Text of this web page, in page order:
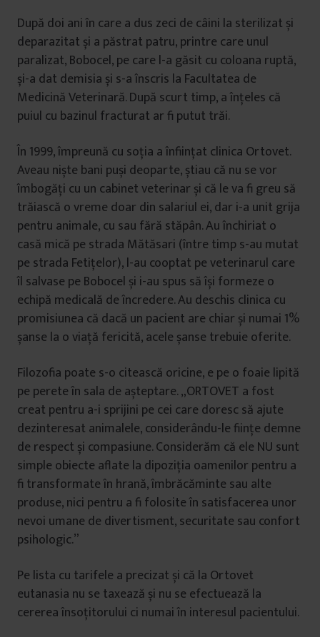
După doi ani în care a dus zeci de câini la sterilizat și
deparazitat și a păstrat patru, printre care unul
paralizat, Bobocel, pe care l-a găsit cu coloana ruptă,
și-a dat demisia și s-a înscris la Facultatea de
Medicină Veterinară. După scurt timp, a înțeles că
puiul cu bazinul fracturat ar fi putut trăi.
În 1999, împreună cu soția a înființat clinica Ortovet.
Aveau niște bani puși deoparte, știau că nu se vor
îmbogăți cu un cabinet veterinar și că le va fi greu să
trăiască o vreme doar din salariul ei, dar i-a unit grija
pentru animale, cu sau fără stăpân. Au închiriat o
casă mică pe strada Mătăsari (între timp s-au mutat
pe strada Fetițelor), l-au cooptat pe veterinarul care
îl salvase pe Bobocel și i-au spus să își formeze o
echipă medicală de încredere. Au deschis clinica cu
promisiunea că dacă un pacient are chiar și numai 1%
șanse la o viață fericită, acele șanse trebuie oferite.
Filozofia poate s-o citească oricine, e pe o foaie lipită
pe perete în sala de așteptare. „ORTOVET a fost
creat pentru a-i sprijini pe cei care doresc să ajute
dezinteresat animalele, considerându-le ființe demne
de respect și compasiune. Considerăm că ele NU sunt
simple obiecte aflate la dipoziția oamenilor pentru a
fi transformate în hrană, îmbrăcăminte sau alte
produse, nici pentru a fi folosite în satisfacerea unor
nevoi umane de divertisment, securitate sau confort
psihologic.”
Pe lista cu tarifele a precizat și că la Ortovet
eutanasia nu se taxează și nu se efectuează la
cererea însoțitorului ci numai în interesul pacientului.